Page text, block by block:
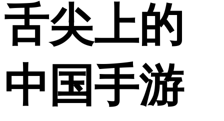
舌尖上的
中国手游